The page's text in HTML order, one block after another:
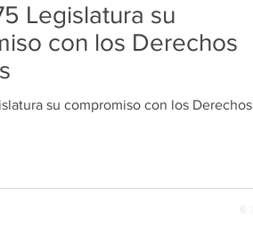
Legislatura su
con los Derechos
su compromiso con los Derechos